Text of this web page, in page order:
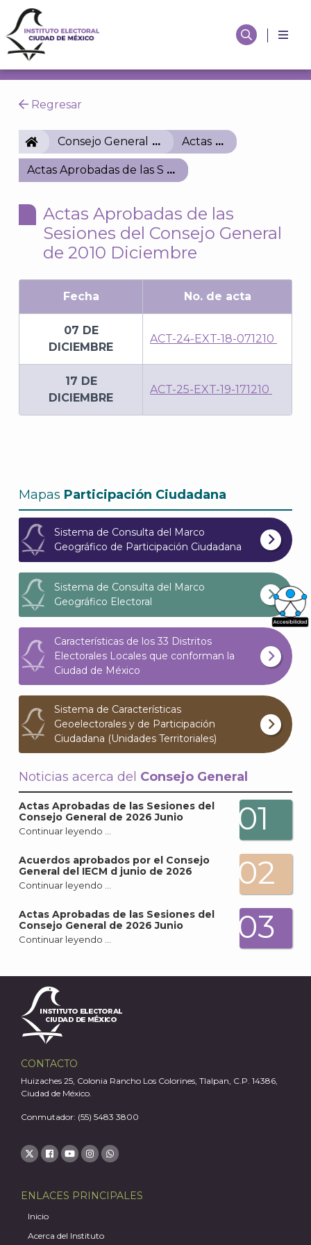
Regresar
IECMConsejo General Actas
Actas Aprobadas de las Sesiones del Consejo
Actas Aprobadas de las
Sesiones del Consejo General
de 2010 Diciembre
Fecha No. de acta
07 DE
DICIEMBRE
ACT-24-EXT-18-071210
17 DE
DICIEMBRE
ACT-25-EXT-19-171210
Mapas Participación Ciudadana
Sistema de Consulta del Marco
Geográfico de Participación Ciudadana
Sistema de Consulta del Marco
Geográfico Electoral
Características de los 33 Distritos
Electorales Locales que conforman la
Ciudad de México
Sistema de Características
Geoelectorales y de Participación
Ciudadana (Unidades Territoriales)
Noticias acerca del Consejo General
Actas Aprobadas de las Sesiones del
Consejo General de 2026 Junio
Continuar leyendo … 01
Acuerdos aprobados por el Consejo
General del IECM d junio de 2026
Continuar leyendo … 02
Actas Aprobadas de las Sesiones del
Consejo General de 2026 Junio
Continuar leyendo … 03
CONTACTO
Huizaches 25, Colonia Rancho Los Colorines, Tlalpan, C.P. 14386,
Ciudad de México.
Conmutador: (55) 5483 3800
ENLACES PRINCIPALES
Inicio
Acerca del Instituto